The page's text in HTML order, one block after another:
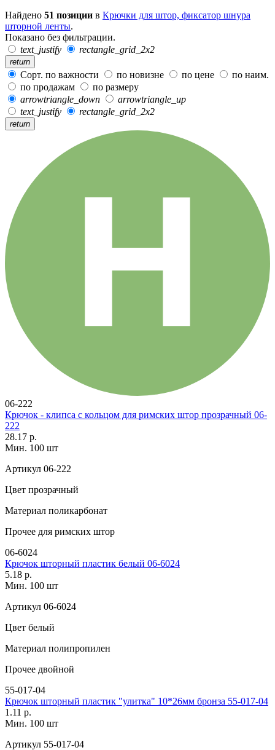
Найдено 51 позиции в Крючки для штор, фиксатор шнура
шторной ленты.
Показано без фильтрации.
text_justify
rectangle_grid_2x2
return
Сорт. по важности по новизне по цене
по наим.
по продажам
по размеру
arrowtriangle_down
arrowtriangle_up
text_justify
rectangle_grid_2x2
return
06-222
Крючок - клипса с кольцом для римских штор прозрачный 06-
222
28.17 р.
Мин. 100 шт
Артикул 06-222
Цвет прозрачный
Материал поликарбонат
Прочее для римских штор
06-6024
Крючок шторный пластик белый 06-6024
5.18 р.
Мин. 100 шт
Артикул 06-6024
Цвет белый
Материал полипропилен
Прочее двойной
55-017-04
Крючок шторный пластик "улитка" 10*26мм бронза 55-017-04
1.11 р.
Мин. 100 шт
Артикул 55-017-04